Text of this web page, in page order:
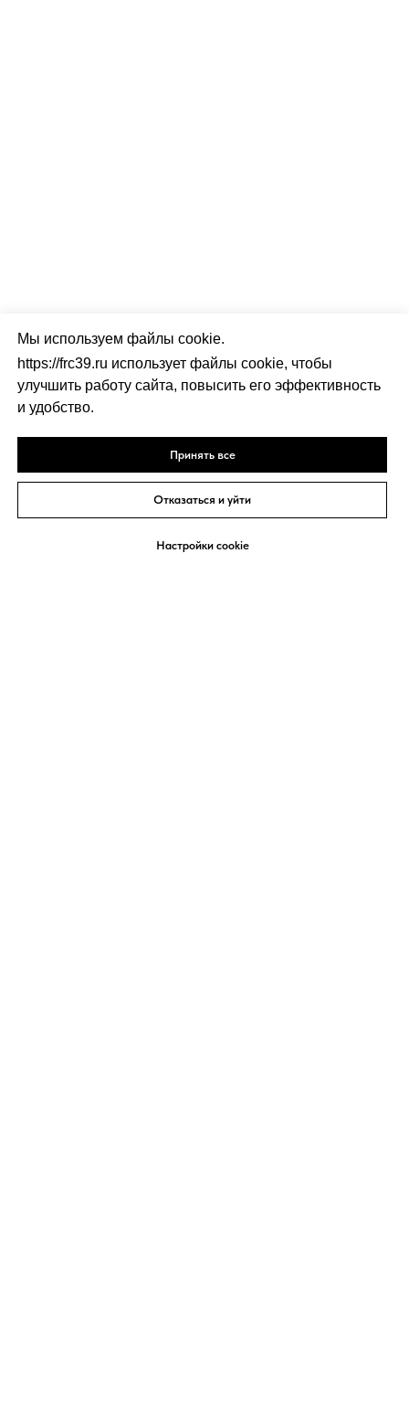
https://frc39.ru использует файлы cookie, чтобы
улучшить работу сайта, повысить его
эффективность и удобство.
Мы используем файлы cookie.
https://frc39.ru использует файлы cookie, чтобы
улучшить работу сайта, повысить его эффективность
и удобство.
Принять все
Отказаться и уйти
Настройки cookie